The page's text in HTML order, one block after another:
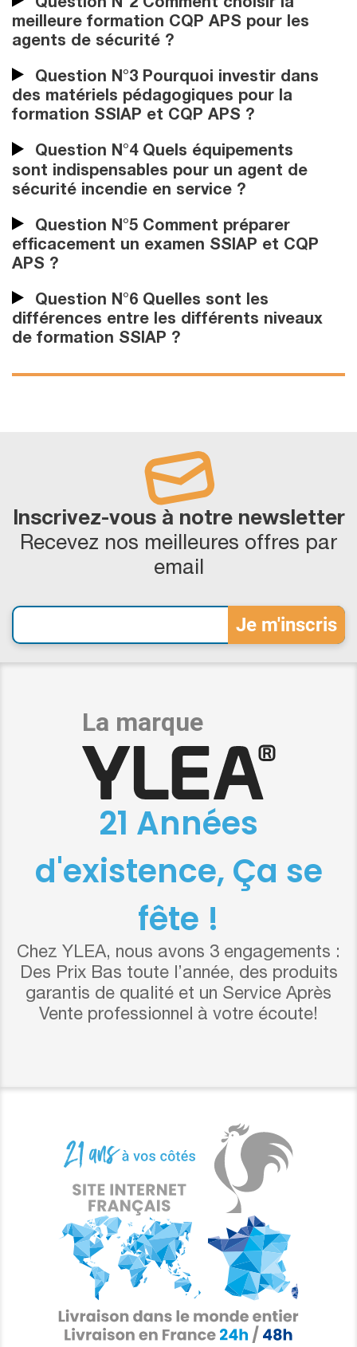
Question N°2 Comment choisir la
meilleure formation CQP APS pour les
agents de sécurité ?
Question N°3 Pourquoi investir dans
des matériels pédagogiques pour la
formation SSIAP et CQP APS ?
Question N°4 Quels équipements
sont indispensables pour un agent de
sécurité incendie en service ?
Question N°5 Comment préparer
efficacement un examen SSIAP et CQP
APS ?
Question N°6 Quelles sont les
différences entre les différents niveaux
de formation SSIAP ?
Inscrivez-vous à notre newsletter
Recevez nos meilleures offres par
email
21 Années
d'existence, Ça se
fête !
Chez YLEA, nous avons 3 engagements :
Des Prix Bas toute l’année, des produits
garantis de qualité et un Service Après
Vente professionnel à votre écoute!